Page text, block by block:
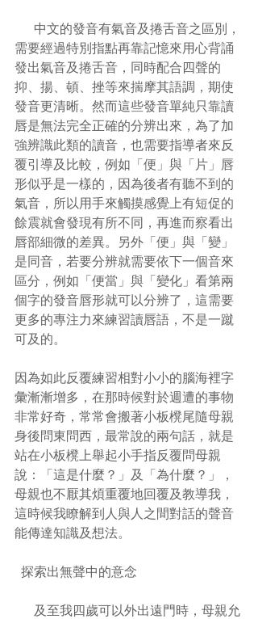
需要經過特別指點再靠記憶來用心背誦
發出氣音及捲舌音，同時配合四聲的
抑、揚、頓、挫等來揣摩其語調，期使
發音更清晰。然而這些發音單純只靠讀
唇是無法完全正確的分辨出來，為了加
強辨識此類的讀音，也需要指導者來反
覆引導及比較，例如「便」與「片」唇
形似乎是一樣的，因為後者有聽不到的
氣音，所以用手來觸摸感覺上有短促的
餘震就會發現有所不同，再進而察看出
唇部細微的差異。另外「便」與「變」
是同音，若要分辨就需要依下一個音來
區分，例如「便當」與「變化」看第兩
個字的發音唇形就可以分辨了，這需要
更多的專注力來練習讀唇語，不是一蹴
可及的。
因為如此反覆練習相對小小的腦海裡字
彙漸漸增多，在那時候對於週遭的事物
非常好奇，常常會搬著小板櫈尾隨母親
身後問東問西，最常說的兩句話，就是
站在小板櫈上舉起小手指反覆問母親
說：「這是什麼？」及「為什麼？」，
母親也不厭其煩重覆地回覆及教導我，
這時候我瞭解到人與人之間對話的聲音
能傳達知識及想法。
  探索出無聲中的意念